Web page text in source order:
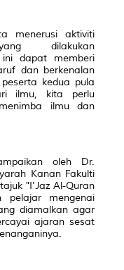
menerusi aktiviti
dilakukan
dapat memberi
dan berkenalan
kedua pula
ilmu, kita perlu
ilmu dan
oleh Dr.
Kanan Fakulti
"I'Jaz Al-Quran
pelajar mengenai
diamalkan agar
ajaran sesat